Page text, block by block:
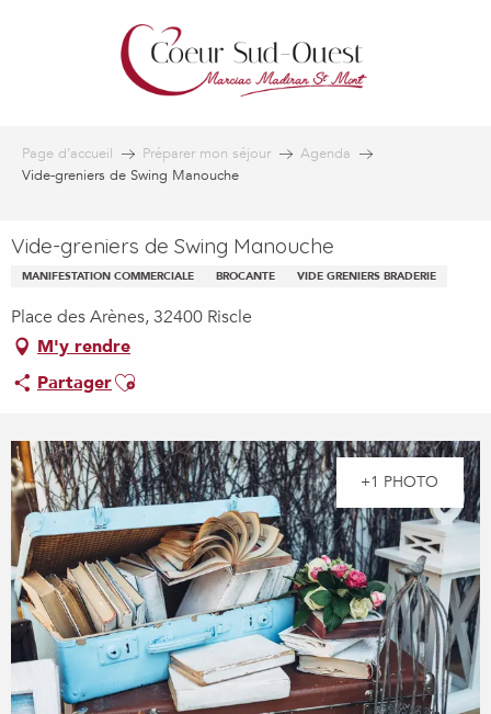
Page d’accueil Préparer mon séjour
Agenda
Vide-greniers de Swing Manouche
Vide-greniers de Swing Manouche
MANIFESTATION COMMERCIALE BROCANTE VIDE GRENIERS BRADERIE
Place des Arènes, 32400 Riscle
M'y rendre
PartagerAjouter aux favoris
+1 PHOTO